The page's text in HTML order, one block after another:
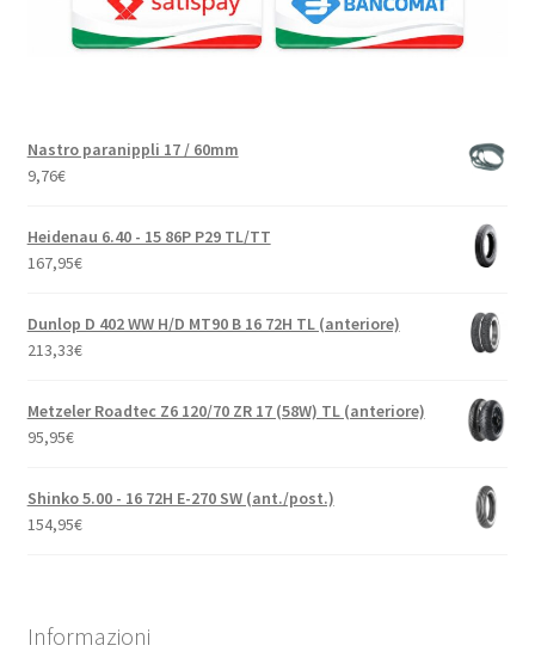
Nastro paranippli 17 / 60mm
9,76€
Heidenau 6.40 - 15 86P P29 TL/TT
167,95€
Dunlop D 402 WW H/D MT90 B 16 72H TL (anteriore)
213,33€
Metzeler Roadtec Z6 120/70 ZR 17 (58W) TL (anteriore)
95,95€
Shinko 5.00 - 16 72H E-270 SW (ant./post.)
154,95€
Informazioni